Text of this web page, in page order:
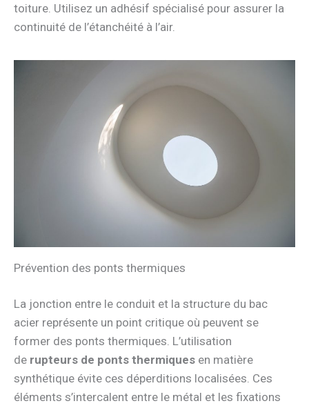
toiture. Utilisez un adhésif spécialisé pour assurer la
continuité de l’étanchéité à l’air.
Prévention des ponts thermiques
La jonction entre le conduit et la structure du bac
acier représente un point critique où peuvent se
former des ponts thermiques. L’utilisation
de rupteurs de ponts thermiques en matière
synthétique évite ces déperditions localisées. Ces
éléments s’intercalent entre le métal et les fixations